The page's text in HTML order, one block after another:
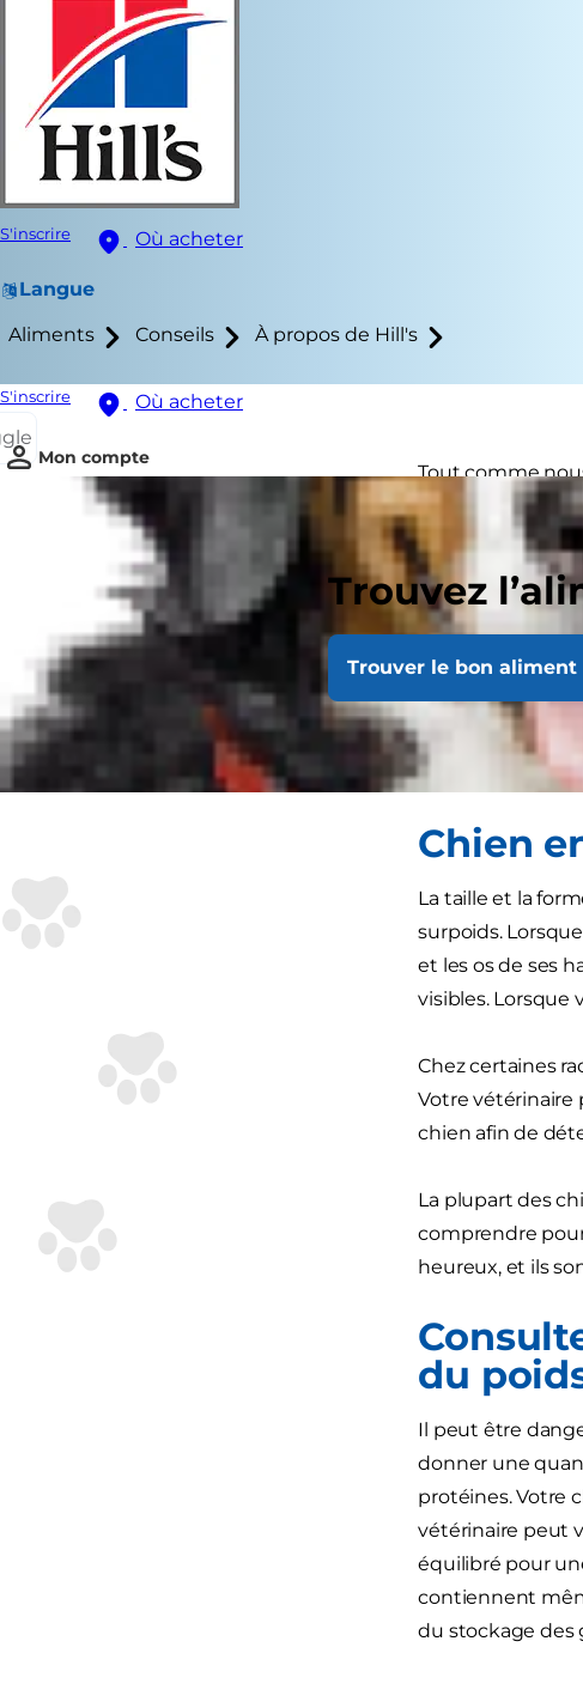
S'inscrire Où acheter
Langue
Aliments Conseils À propos de Hill's
S'inscrire
Où acheter
Mon compte
Trouvez
Trouver le bon aliment
Tout comme
surpoids a une
est également
affections
veillant à ce qu'il
moments
N’hésitez pas à
est une situation
sur la voie de la
Chien
La taille et la
surpoids.
et les os de ses
visibles. Lorsque
Chez certaines
Votre vétérinaire
chien afin de
La plupart des
comprendre
heureux, et ils
du
Il peut être
donner une
protéines. Votre
vétérinaire peut
équilibré pour
contiennent
du stockage des